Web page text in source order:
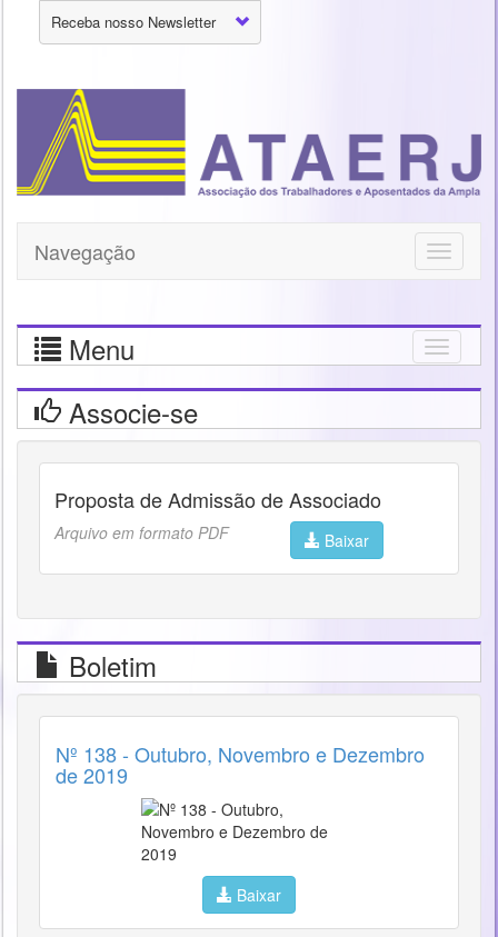
Receba nosso Newsletter
Toggle
Navegação
Menu
Associe-se
Proposta de Admissão de Associado
Arquivo em formato PDF Baixar
Boletim
Nº 138 - Outubro, Novembro e Dezembro
de 2019
Baixar